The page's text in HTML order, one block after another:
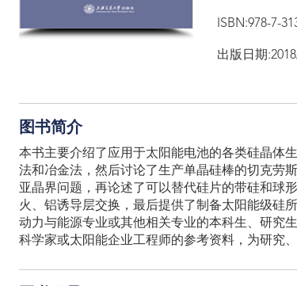
ISBN:978-7-
出版日期
图书简介
本书主要介绍了应用于太阳能电池的各类硅晶体
法和冶金法，然后讨论了生产单晶硅棒的切克劳
亚晶界问题，再论述了可以替代硅片的带硅和球
火、铝诱导层交换，最后提供了制备太阳能级硅
动力与能源专业或其他相关专业的本科生、研究
科学家或太阳能企业工程师的参考资料，为研究